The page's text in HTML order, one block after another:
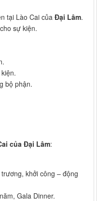
tại Lào Cai của Đại Lâm.
sự kiện.
bộ phận.
của Đại Lâm:
khởi công – động
Gala Dinner.